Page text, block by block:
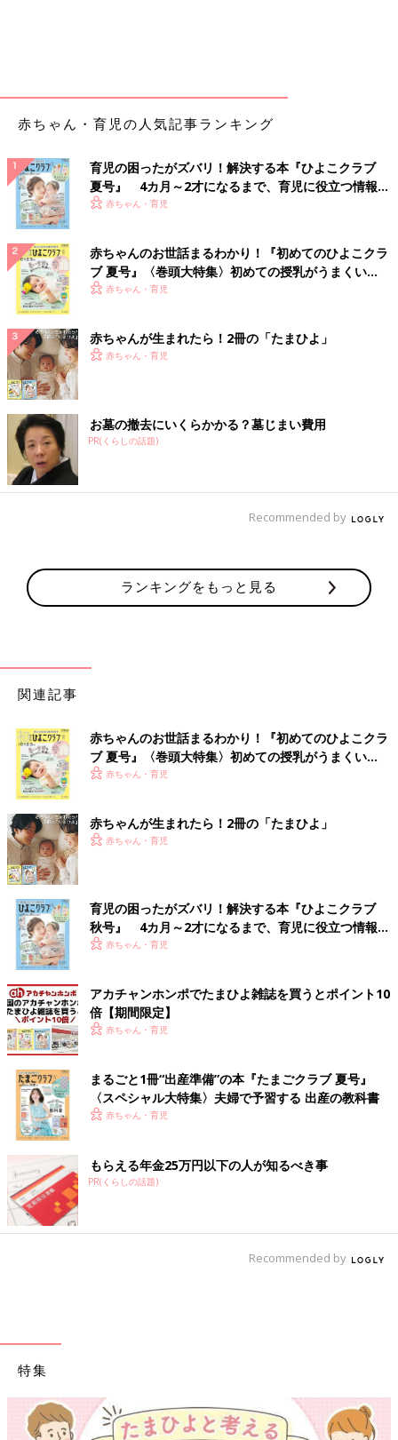
赤ちゃん・育児の人気記事ランキング
育児の困ったがズバリ！解決する本『ひよこクラブ
夏号』 4カ月～2才になるまで、育児に役立つ情報が
いっぱい！
赤ちゃん・育児
赤ちゃんのお世話まるわかり！『初めてのひよこクラ
ブ 夏号』〈巻頭大特集〉初めての授乳がうまくい
く！ おっぱい・ミルクの基本と夏のトラブル 解決テ
赤ちゃん・育児
赤ちゃんが生まれたら！2冊の「たまひよ」
赤ちゃん・育児
お墓の撤去にいくらかかる？墓じまい費用
PR(くらしの話題)
Recommended by
ランキングをもっと見る
関連記事
赤ちゃんのお世話まるわかり！『初めてのひよこクラ
ブ 夏号』〈巻頭大特集〉初めての授乳がうまくい
く！ おっぱい・ミルクの基本と夏のトラブル 解決テ
赤ちゃん・育児
赤ちゃんが生まれたら！2冊の「たまひよ」
赤ちゃん・育児
育児の困ったがズバリ！解決する本『ひよこクラブ
秋号』 4カ月～2才になるまで、育児に役立つ情報が
いっぱい！
赤ちゃん・育児
アカチャンホンポでたまひよ雑誌を買うとポイント10
倍【期間限定】
赤ちゃん・育児
まるごと1冊“出産準備”の本『たまごクラブ 夏号』
〈スペシャル大特集〉夫婦で予習する 出産の教科書
赤ちゃん・育児
もらえる年金25万円以下の人が知るべき事
PR(くらしの話題)
Recommended by
特集